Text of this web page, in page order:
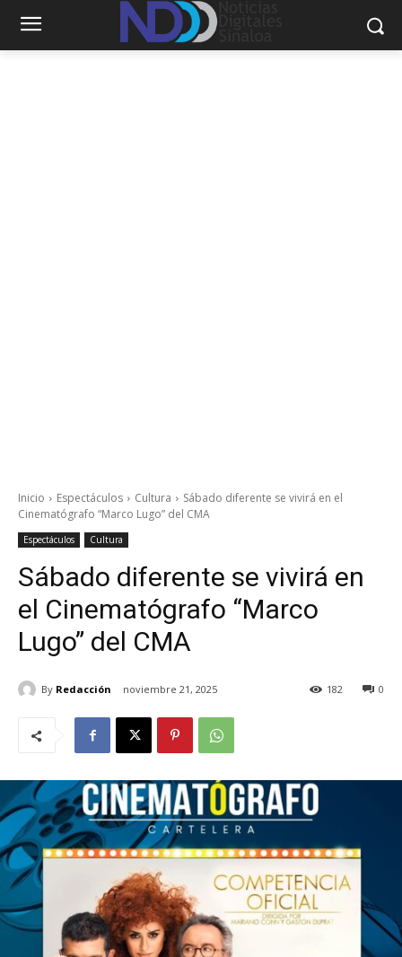
Inicio Espectáculos Cultura
Sábado diferente se vivirá en el
Cinematógrafo “Marco Lugo” del CMA
Espectáculos Cultura
Sábado diferente se vivirá en
el Cinematógrafo “Marco
Lugo” del CMA
By Redacción noviembre 21, 2025 0
182